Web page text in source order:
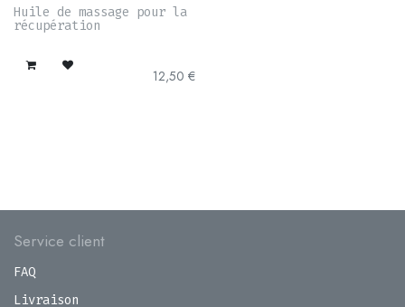
Huile de massage pour la
récupération
12,50 €
Service client
FAQ
Livraison